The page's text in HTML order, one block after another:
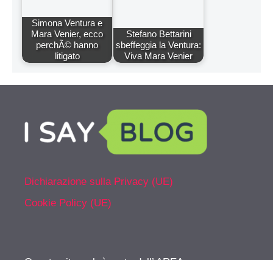
Simona Ventura e
Mara Venier, ecco
perchÃ© hanno
litigato
Stefano Bettarini
sbeffeggia la Ventura:
Viva Mara Venier
Dichiarazione sulla Privacy (UE)
Cookie Policy (UE)